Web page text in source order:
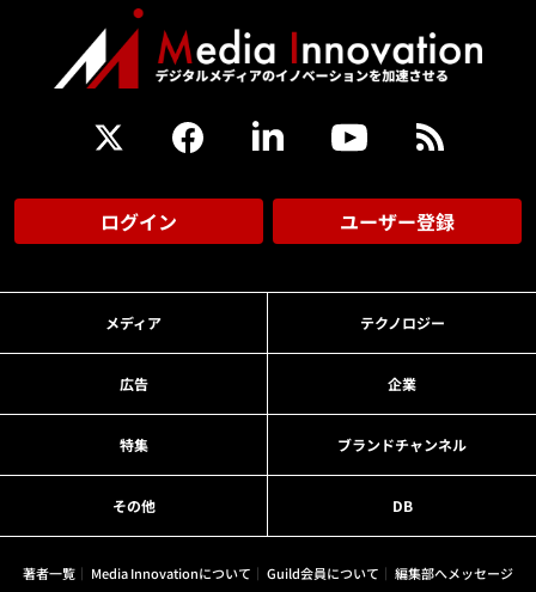
ログイン ユーザー登録
メディア テクノロジー
広告 企業
特集 ブランドチャンネル
その他 DB
著者一覧 Media Innovationについて Guild会員について
編集部へメッセージ